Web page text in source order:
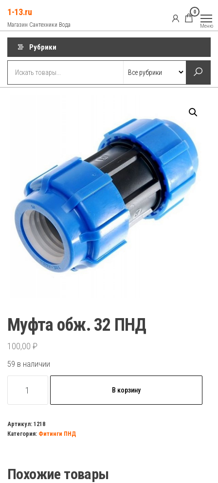
содержимому
1-13.ru
Магазин Сантехники Вода
0
Меню
Рубрики
Муфта обж. 32 ПНД
100,00 ₽
59 в наличии
товара
обж.
32
В корзину
Артикул: 1218
Категория: Фитинги ПНД
Похожие товары